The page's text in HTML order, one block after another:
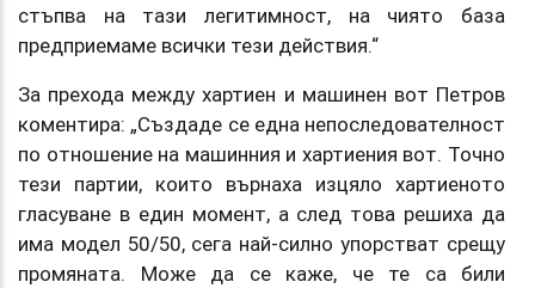
стъпва на тази легитимност, на чиято база
предприемаме всички тези действия.“
За прехода между хартиен и машинен вот Петров
коментира: „Създаде се една непоследователност
по отношение на машинния и хартиения вот. Точно
тези партии, които върнаха изцяло хартиеното
гласуване в един момент, а след това решиха да
има модел 50/50, сега най-силно упорстват срещу
промяната. Може да се каже, че те са били